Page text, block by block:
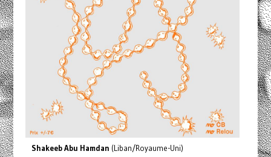
Shakeeb Abu Hamdan (Liban/Royaume-Uni)